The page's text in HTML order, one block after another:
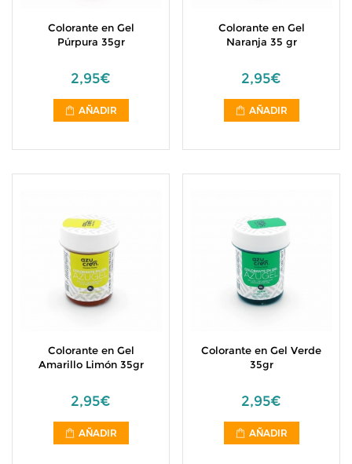
Colorante en Gel
Púrpura 35gr
2,95€
AÑADIR
Colorante en Gel
Naranja 35 gr
2,95€
AÑADIR
Colorante en Gel
Amarillo Limón 35gr
2,95€
AÑADIR
Colorante en Gel Verde
35gr
2,95€
AÑADIR